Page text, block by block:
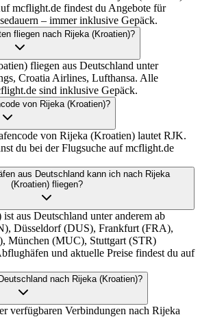
mcflight.de findest du Angebote für
– immer inklusive Gepäck.
fliegen nach Rijeka (Kroatien)?
fliegen aus Deutschland unter
Croatia Airlines, Lufthansa. Alle
sind inklusive Gepäck.
von Rijeka (Kroatien)?
von Rijeka (Kroatien) lautet RJK.
du bei der Flugsuche auf mcflight.de
aus Deutschland kann ich nach Rijeka
(Kroatien) fliegen?
aus Deutschland unter anderem ab
Düsseldorf (DUS), Frankfurt (FRA),
München (MUC), Stuttgart (STR)
und aktuelle Preise findest du auf
nach Rijeka (Kroatien)?
verfügbaren Verbindungen nach Rijeka